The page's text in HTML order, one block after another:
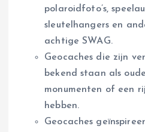
polaroidfoto’s,
sleutelhangers en
achtige SWAG.
Geocaches die zijn
bekend staan als
monumenten of een
hebben.
Geocaches